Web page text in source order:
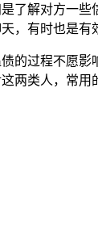
了解对方一
，有时也是有
过程不愿影
类人，常用